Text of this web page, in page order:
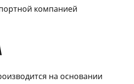
компанией
на основании